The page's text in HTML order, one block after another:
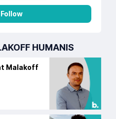
Follow
HUMANIS
Malakoff